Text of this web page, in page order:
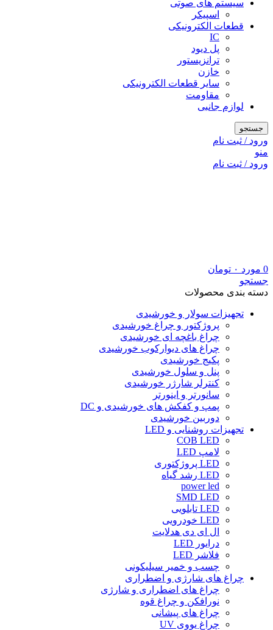
سیستم های صوتی
اسپیکر
قطعات الکترونیکی
IC
پل دیود
ترانزیستور
خازن
سایر قطعات الکترونیکی
مقاومت
لوازم جانبی
جستجو
ورود / ثبت نام
منو
ورود / ثبت نام
0 مورد ۰ تومان
جستجو
دسته بندی محصولات
تجهیزات سولار و خورشیدی
پروژکتور و چراغ خورشیدی
چراغ باغچه ای خورشیدی
چراغ های دیوارکوب خورشیدی
پکیج خورشیدی
پنل و سلول خورشیدی
کنترلر شارژر خورشیدی
سانورتر و اینورتر
پمپ و کفکش های خورشیدی و DC
دوربین خورشیدی
تجهیزات روشنایی و LED
COB LED
لامپ LED
LED پروژکتوری
LED رشد گیاه
power led
SMD LED
LED تابلویی
LED خودرویی
ال ای دی هدلایت
درایور LED
فلاشر LED
چسب و خمیر سیلیکونی
چراغ های شارژی و اضطراری
چراغ های اضطراری و شارژی
نورافکن و چراغ قوه
چراغ های پیشانی
چراغ یووی UV